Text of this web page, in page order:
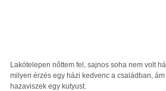
Lakótelepen nőttem fel, sajnos soha nem volt
milyen érzés egy házi kedvenc a családban,
hazaviszek egy kutyust.